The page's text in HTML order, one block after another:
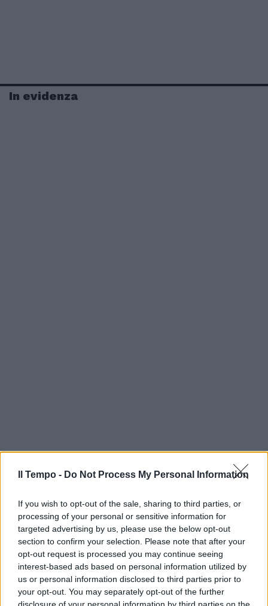
Il Tempo - Do Not Process My Personal Information
If you wish to opt-out of the sale, sharing to third parties, or
processing of your personal or sensitive information for
targeted advertising by us, please use the below opt-out
section to confirm your selection. Please note that after your
opt-out request is processed you may continue seeing
interest-based ads based on personal information utilized by
us or personal information disclosed to third parties prior to
your opt-out. You may separately opt-out of the further
In evidenza